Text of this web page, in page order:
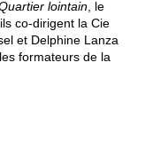
lointain , le
co-dirigent la Cie
et Delphine Lanza
formateurs de la